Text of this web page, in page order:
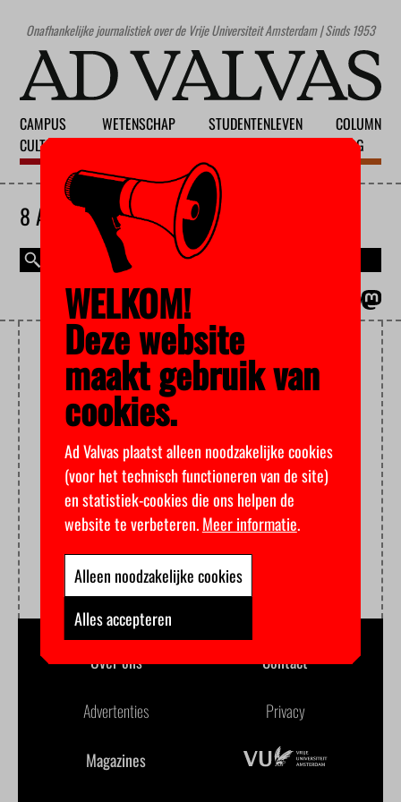
Onafhankelijke journalistiek over de Vrije Universiteit Amsterdam | Sinds 1953
CAMPUS
CULTUUR
WETENSCHAP
STUDENTENLEVEN
COLUMN
BLOG
8 AUGUSTUS 2026
PFAS
Over ons Contact
Advertenties Privacy
Magazines
WELKOM!
Deze website
maakt gebruik van
cookies.
Ad Valvas plaatst alleen noodzakelijke cookies
(voor het technisch functioneren van de site)
en statistiek-cookies die ons helpen de
website te verbeteren.Meer informatie.
Alleen noodzakelijke cookies
Alles accepteren